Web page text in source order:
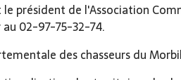
le président de l'Association
02-97-75-32-74.
des chasseurs du